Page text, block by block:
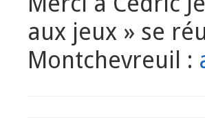
aux jeux » se
Montchevreuil :